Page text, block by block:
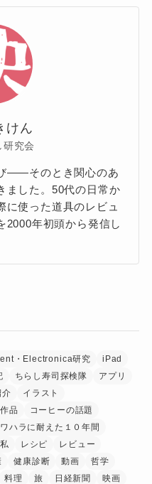
けん
研究会
——そのとき関心のあ
ました。50代の日常か
に使った道具のレビュ
2000年初頭から発信し
・Electronica研究
iPad
ちらし寿司探検隊
アプリ
介
イラスト
品
コーヒーの話題
ハラに耐えた１０年間
レシピ
レビュー
健康診断 動画
哲学
料理 旅 日経新聞
映画